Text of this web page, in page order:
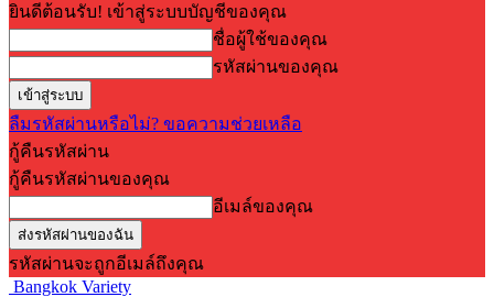
ยินดีต้อนรับ! เข้าสู่ระบบบัญชีของคุณ
ชื่อผู้ใช้ของคุณ
รหัสผ่านของคุณ
ลืมรหัสผ่านหรือไม่? ขอความช่วยเหลือ
กู้คืนรหัสผ่าน
กู้คืนรหัสผ่านของคุณ
อีเมล์ของคุณ
รหัสผ่านจะถูกอีเมล์ถึงคุณ
Bangkok Variety